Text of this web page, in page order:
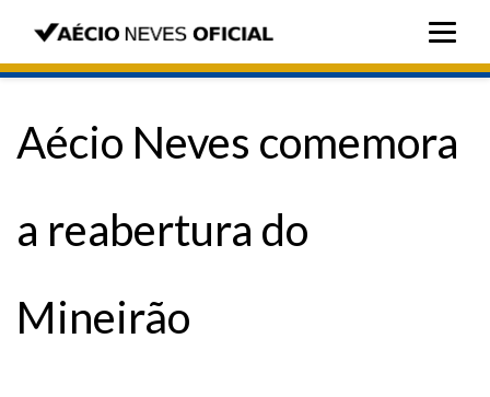
Aécio Neves comemora
a reabertura do
Mineirão